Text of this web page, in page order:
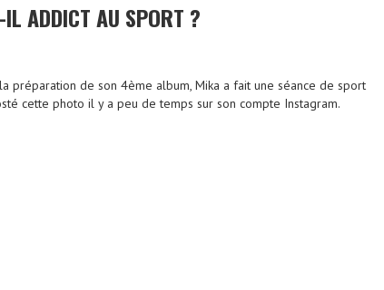
ADDICT AU SPORT ?
préparation de son 4ème album, Mika a fait une séance de sport
cette photo il y a peu de temps sur son compte Instagram.